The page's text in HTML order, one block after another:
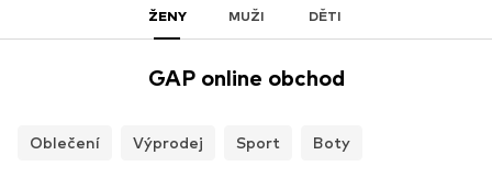
ŽENY MUŽI DĚTI
GAP online obchod
Oblečení Výprodej Sport Boty